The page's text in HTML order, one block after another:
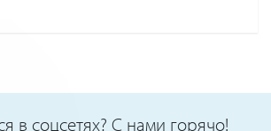
в соцсетях? С нами горячо!